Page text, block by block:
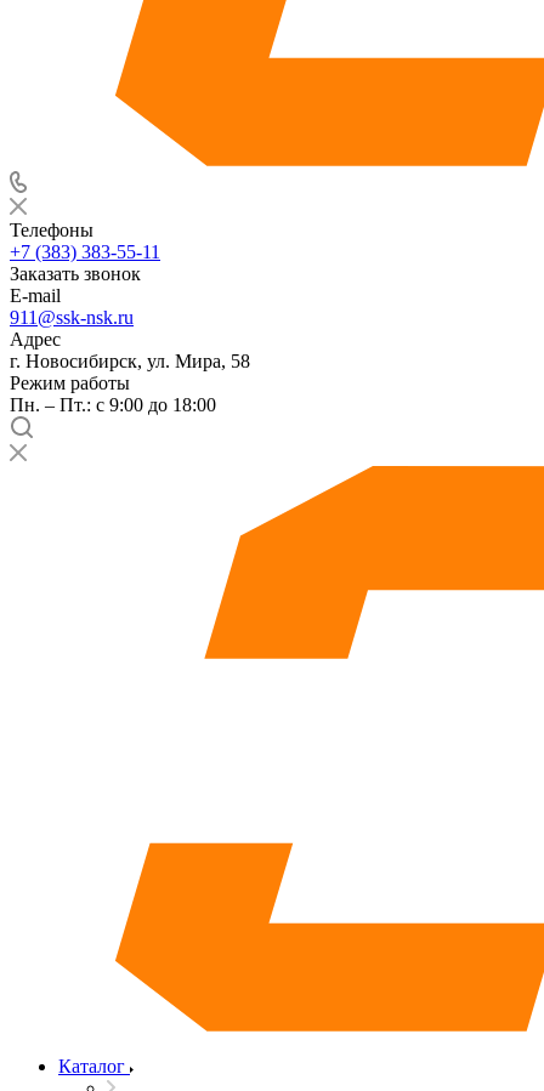
Телефоны
+7 (383) 383-55-11
Заказать звонок
E-mail
911@ssk-nsk.ru
Адрес
г. Новосибирск, ул. Мира, 58
Режим работы
Пн. – Пт.: с 9:00 до 18:00
Каталог